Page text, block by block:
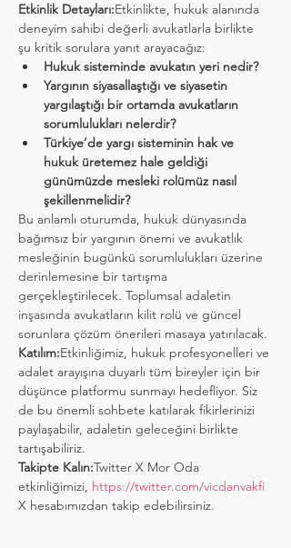
Etkinlik Detayları:Etkinlikte, hukuk alanında
deneyim sahibi değerli avukatlarla birlikte
şu kritik sorulara yanıt arayacağız:
Hukuk sisteminde avukatın yeri nedir?
Yargının siyasallaştığı ve siyasetin
yargılaştığı bir ortamda avukatların
sorumlulukları nelerdir?
Türkiye’de yargı sisteminin hak ve
hukuk üretemez hale geldiği
günümüzde mesleki rolümüz nasıl
şekillenmelidir?
Bu anlamlı oturumda, hukuk dünyasında
bağımsız bir yargının önemi ve avukatlık
mesleğinin bugünkü sorumlulukları üzerine
derinlemesine bir tartışma
gerçekleştirilecek. Toplumsal adaletin
inşasında avukatların kilit rolü ve güncel
sorunlara çözüm önerileri masaya yatırılacak.
Katılım:Etkinliğimiz, hukuk profesyonelleri ve
adalet arayışına duyarlı tüm bireyler için bir
düşünce platformu sunmayı hedefliyor. Siz
de bu önemli sohbete katılarak fikirlerinizi
paylaşabilir, adaletin geleceğini birlikte
tartışabiliriz.
Takipte Kalın:Twitter X Mor Oda
etkinliğimizi, https://twitter.com/vicdanvakfi
X hesabımızdan takip edebilirsiniz.